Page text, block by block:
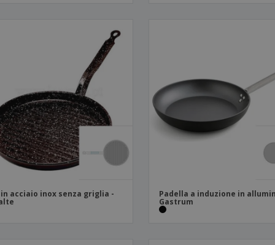
acciaio inox senza griglia - Padella a induzione in
Gastrum